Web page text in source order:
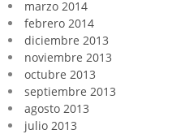
marzo 2014
febrero 2014
diciembre 2013
noviembre 2013
octubre 2013
septiembre 2013
agosto 2013
julio 2013